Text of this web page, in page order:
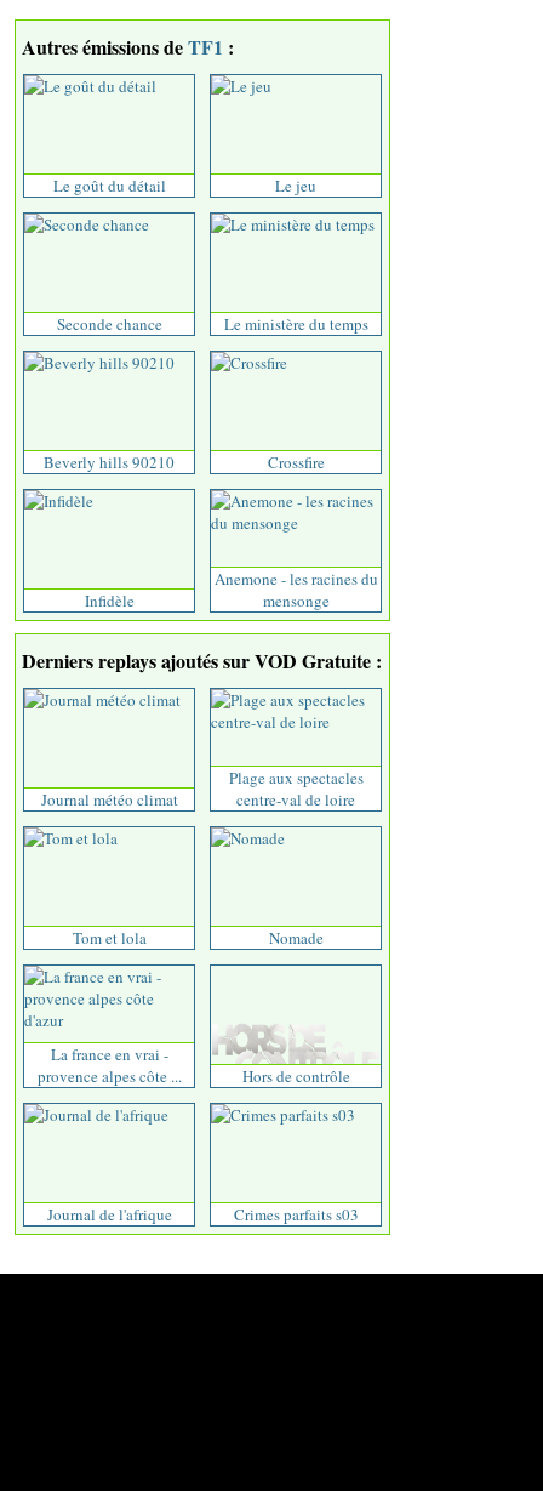
Autres émissions deTF1 :
Le goût du détail Le jeu
Seconde chance Le ministère du temps
Beverly hills 90210 Crossfire
Infidèle
Anemone - les racines du
mensonge
Derniers replays ajoutés sur VOD Gratuite :
Journal météo climat
Plage aux spectacles
centre-val de loire
Tom et lola Nomade
La france en vrai -
provence alpes côte ...
Hors de contrôle
Journal de l'afrique Crimes parfaits s03